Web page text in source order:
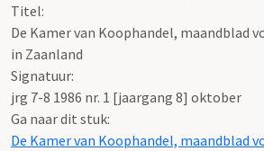
Titel:
De Kamer van Koophandel, maandblad
in Zaanland
Signatuur:
jrg 7-8 1986 nr. 1 [jaargang 8] oktober
Ga naar dit stuk:
De Kamer van Koophandel, maandblad